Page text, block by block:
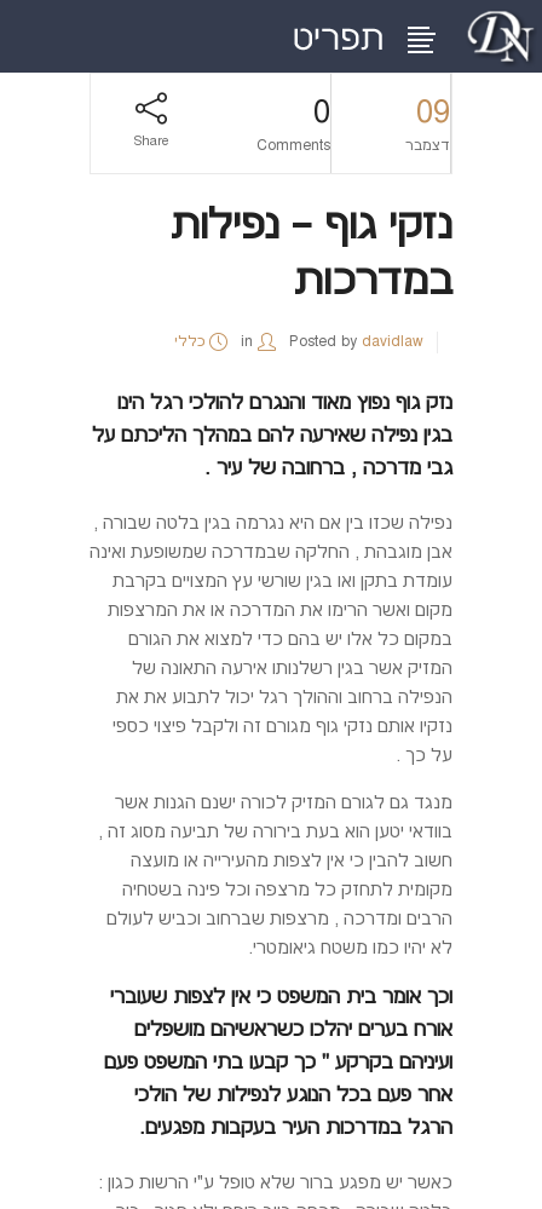
09
דצמבר
0
Comments
Share
נזקי גוף – נפילות
במדרכות
Posted by davidlaw
in כללי
נזק גוף נפוץ מאוד והנגרם להולכי רגל הינו
בגין נפילה שאירעה להם במהלך הליכתם על
גבי מדרכה , ברחובה של עיר .
נפילה שכזו בין אם היא נגרמה בגין בלטה שבורה ,
אבן מוגבהת , החלקה שבמדרכה שמשופעת ואינה
עומדת בתקן ואו בגין שורשי עץ המצויים בקרבת
מקום ואשר הרימו את המדרכה או את המרצפות
במקום כל אלו יש בהם כדי למצוא את הגורם
המזיק אשר בגין רשלנותו אירעה התאונה של
הנפילה ברחוב וההולך רגל יכול לתבוע את את
נזקיו אותם נזקי גוף מגורם זה ולקבל פיצוי כספי
על כך .
מנגד גם לגורם המזיק לכורה ישנם הגנות אשר
בוודאי יטען הוא בעת בירורה של תביעה מסוג זה ,
חשוב להבין כי אין לצפות מהעירייה או מועצה
מקומית לתחזק כל מרצפה וכל פינה בשטחיה
הרבים ומדרכה , מרצפות שברחוב וכביש לעולם
לא יהיו כמו משטח גיאומטרי.
וכך אומר בית המשפט כי אין לצפות שעוברי
אורח בערים יהלכו כשראשיהם מושפלים
ועיניהם בקרקע " כך קבעו בתי המשפט פעם
אחר פעם בכל הנוגע לנפילות של הולכי
הרגל במדרכות העיר בעקבות מפגעים.
כאשר יש מפגע ברור שלא טופל ע"י הרשות כגון :